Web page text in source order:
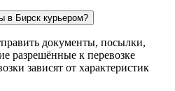
в Бирск курьером?
документы, посылки,
разрешённые к перевозке
зависят от характеристик